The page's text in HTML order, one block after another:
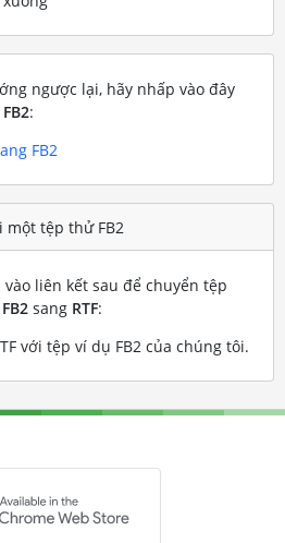
ngược lại, hãy nhấp vào đây
:
FB2
một tệp thử FB2
vào liên kết sau để chuyển tệp
FB2sang RTF:
với tệp ví dụ FB2 của chúng tôi.